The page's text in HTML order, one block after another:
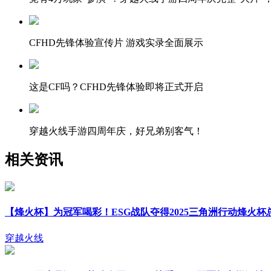
CFHD先锋体验宣传片 游戏实录全面展示
这是CF吗？CFHD先锋体验即将正式开启
穿越火线手游四周年庆，好兄弟别客气！
相关资讯
【烽火杯】为冠军喝彩！ESG战队夺得2025三角洲行动烽火杯
穿越火线